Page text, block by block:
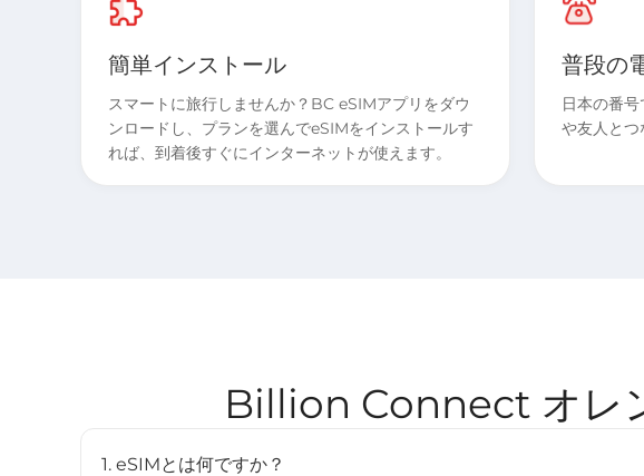
簡単インストール
スマートに旅行しませんか？BC eSIMアプリをダウ
ンロードし、プランを選んでeSIMをインストールす
れば、到着後すぐにインターネットが使えます。
普段の
日本の番
や友人とつ
Billion Connect オレ
1. eSIMとは何ですか？